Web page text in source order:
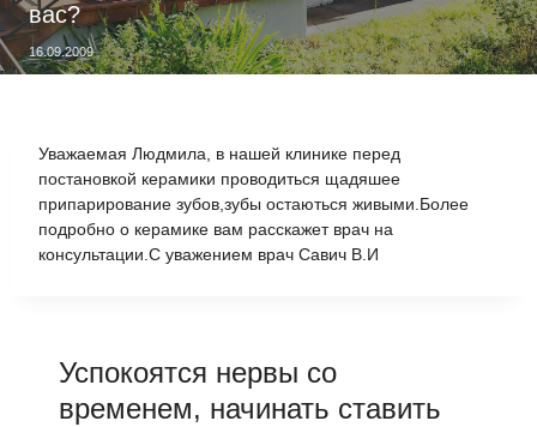
вас?
16.09.2009
Уважаемая Людмила, в нашей клинике перед
постановкой керамики проводиться щадяшее
припарирование зубов,зубы остаються живыми.Более
подробно о керамике вам расскажет врач на
консультации.С уважением врач Савич В.И
Успокоятся нервы со
временем, начинать ставить